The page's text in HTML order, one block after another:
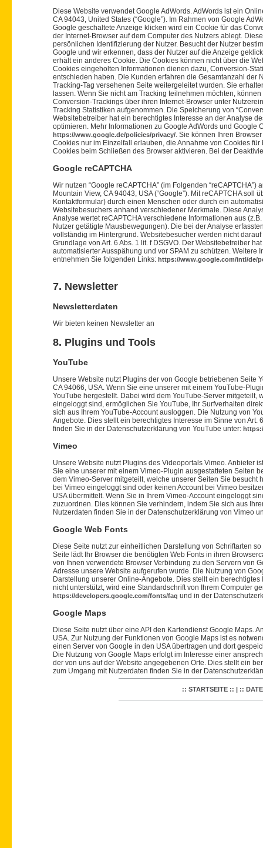
Diese Website verwendet Google AdWords. AdWords ist ein
CA 94043, United States (“Google”). Im Rahmen von Google
Google geschaltete Anzeige klicken wird ein Cookie für das
der Internet-Browser auf dem Computer des Nutzers ablegt.
persönlichen Identifizierung der Nutzer. Besucht der Nutzer
Google und wir erkennen, dass der Nutzer auf die Anzeige
erhält ein anderes Cookie. Die Cookies können nicht über die
Cookies eingeholten Informationen dienen dazu, Conversion-
entschieden haben. Die Kunden erfahren die Gesamtanzahl der
Tracking-Tag versehenen Seite weitergeleitet wurden. Sie
lassen. Wenn Sie nicht am Tracking teilnehmen möchten,
Conversion-Trackings über ihren Internet-Browser unter
Tracking Statistiken aufgenommen. Die Speicherung von
Websitebetreiber hat ein berechtigtes Interesse an der Analyse
optimieren. Mehr Informationen zu Google AdWords und
https://www.google.de/policies/privacy/. Sie können Ihren
Cookies nur im Einzelfall erlauben, die Annahme von Cookies
Cookies beim Schließen des Browser aktivieren. Bei der
Google reCAPTCHA
Wir nutzen “Google reCAPTCHA” (im Folgenden
Mountain View, CA 94043, USA (“Google”). Mit reCAPTCHA
Kontaktformular) durch einen Menschen oder durch ein
Websitebesuchers anhand verschiedener Merkmale. Diese
Analyse wertet reCAPTCHA verschiedene Informationen aus
Nutzer getätigte Mausbewegungen). Die bei der Analyse
vollständig im Hintergrund. Websitebesucher werden nicht
Grundlage von Art. 6 Abs. 1 lit. f DSGVO. Der Websitebetreiber
automatisierter Ausspähung und vor SPAM zu schützen.
entnehmen Sie folgenden Links: https://www.google.com/intl/de/
7. Newsletter
Newsletterdaten
Wir bieten keinen Newsletter an
8. Plugins und Tools
YouTube
Unsere Website nutzt Plugins der von Google betriebenen Seite
CA 94066, USA. Wenn Sie eine unserer mit einem YouTube-
YouTube hergestellt. Dabei wird dem YouTube-Server
eingeloggt sind, ermöglichen Sie YouTube, Ihr Surfverhalten
sich aus Ihrem YouTube-Account ausloggen. Die Nutzung von
Angebote. Dies stellt ein berechtigtes Interesse im Sinne von Art.
finden Sie in der Datenschutzerklärung von YouTube unter:
Vimeo
Unsere Website nutzt Plugins des Videoportals Vimeo. Anbieter
Sie eine unserer mit einem Vimeo-Plugin ausgestatteten Seiten
dem Vimeo-Server mitgeteilt, welche unserer Seiten Sie
bei Vimeo eingeloggt sind oder keinen Account bei Vimeo
USA übermittelt. Wenn Sie in Ihrem Vimeo-Account eingeloggt
zuzuordnen. Dies können Sie verhindern, indem Sie sich aus
Nutzerdaten finden Sie in der Datenschutzerklärung von Vimeo
Google Web Fonts
Diese Seite nutzt zur einheitlichen Darstellung von Schriftarten
Seite lädt Ihr Browser die benötigten Web Fonts in ihren
von Ihnen verwendete Browser Verbindung zu den Servern von
Adresse unsere Website aufgerufen wurde. Die Nutzung von
Darstellung unserer Online-Angebote. Dies stellt ein
nicht unterstützt, wird eine Standardschrift von Ihrem Computer
https://developers.google.com/fonts/faq und in der
Google Maps
Diese Seite nutzt über eine API den Kartendienst Google Maps.
USA. Zur Nutzung der Funktionen von Google Maps ist es
einen Server von Google in den USA übertragen und dort
Die Nutzung von Google Maps erfolgt im Interesse einer
der von uns auf der Website angegebenen Orte. Dies stellt ein
zum Umgang mit Nutzerdaten finden Sie in der
:: STARTSEITE :: |::